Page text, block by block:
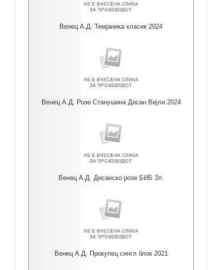
Венец А.Д. Темјаника класик 2024
Венец А.Д. Розе Станушина Дисан Вејли 2024
Венец А.Д. Дисанско розе БИБ 3л.
Венец А.Д. Прокупец сингл блок 2021